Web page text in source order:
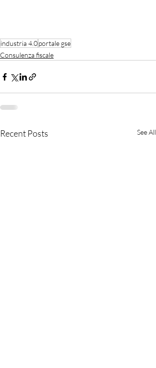
industria 4.0portale gse
Consulenza fiscale
Recent Posts See All